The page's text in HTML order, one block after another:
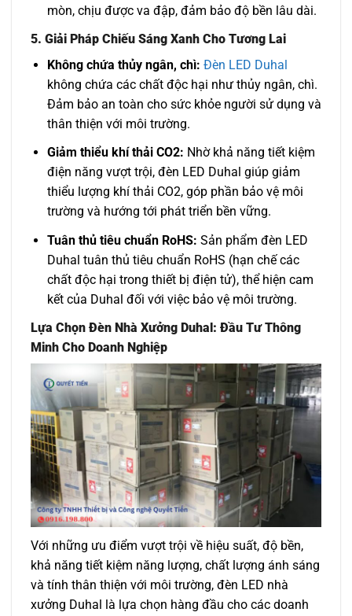
mòn, chịu được va đập, đảm bảo độ bền lâu dài.
5. Giải Pháp Chiếu Sáng Xanh Cho Tương Lai
Không chứa thủy ngân, chì: Đèn LED Duhal
không chứa các chất độc hại như thủy ngân, chì.
Đảm bảo an toàn cho sức khỏe người sử dụng và
thân thiện với môi trường.
Giảm thiểu khí thải CO2: Nhờ khả năng tiết kiệm
điện năng vượt trội, đèn LED Duhal giúp giảm
thiểu lượng khí thải CO2, góp phần bảo vệ môi
trường và hướng tới phát triển bền vững.
Tuân thủ tiêu chuẩn RoHS: Sản phẩm đèn LED
Duhal tuân thủ tiêu chuẩn RoHS (hạn chế các
chất độc hại trong thiết bị điện tử), thể hiện cam
kết của Duhal đối với việc bảo vệ môi trường.
Lựa Chọn Đèn Nhà Xưởng Duhal: Đầu Tư Thông
Minh Cho Doanh Nghiệp
Với những ưu điểm vượt trội về hiệu suất, độ bền,
khả năng tiết kiệm năng lượng, chất lượng ánh sáng
và tính thân thiện với môi trường, đèn LED nhà
xưởng Duhal là lựa chọn hàng đầu cho các doanh